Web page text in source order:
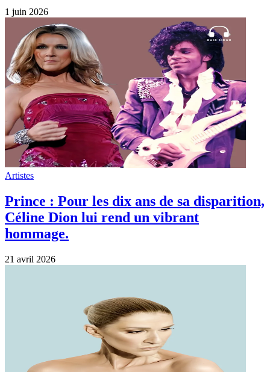
1 juin 2026
Artistes
Prince : Pour les dix ans de sa disparition,
Céline Dion lui rend un vibrant
hommage.
21 avril 2026